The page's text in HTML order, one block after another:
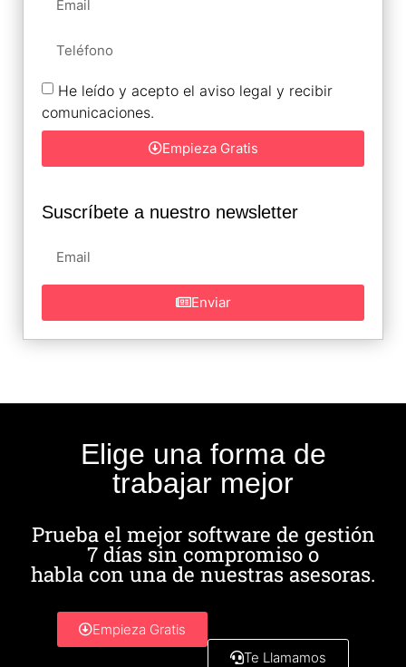
He leído y acepto el aviso legal y recibir
comunicaciones.
Empieza Gratis
Suscríbete a nuestro newsletter
Enviar
Elige una forma de
trabajar mejor
Prueba el mejor software de gestión
7 días sin compromiso o
habla con una de nuestras asesoras.
Empieza Gratis
Te Llamamos